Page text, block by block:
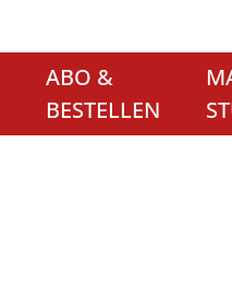
ABO &
BESTELLEN